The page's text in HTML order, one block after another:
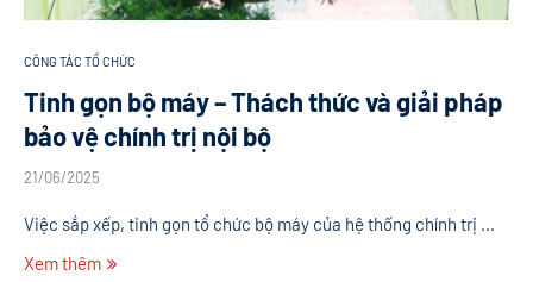
CÔNG TÁC TỔ CHỨC
Tinh gọn bộ máy – Thách thức và giải pháp
bảo vệ chính trị nội bộ
21/06/2025
Việc sắp xếp, tinh gọn tổ chức bộ máy của hệ thống chính trị …
Xem thêm